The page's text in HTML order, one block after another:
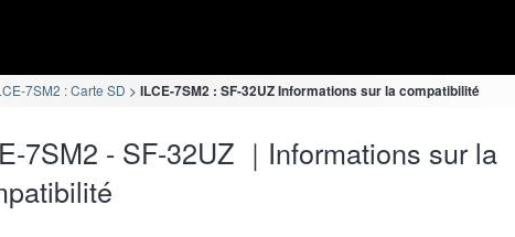
7SM2 : Carte SD ILCE-7SM2 : SF-32UZ Informations sur la compatibilité
7SM2 - SF-32UZ ｜Informations sur la